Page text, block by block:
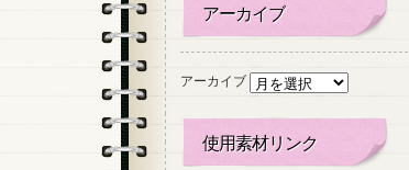
アーカイブ
アーカイブ
使用素材リンク